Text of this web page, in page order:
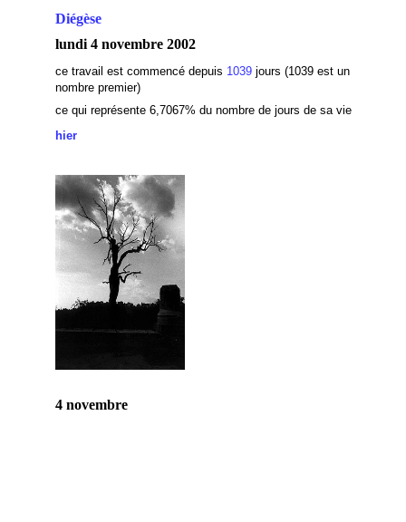
Diégèse
lundi 4 novembre 2002
ce travail est commencé depuis 1039jours (1039 est un
nombre premier)
ce qui représente 6,7067% du nombre de jours de sa vie
hier
4 novembre